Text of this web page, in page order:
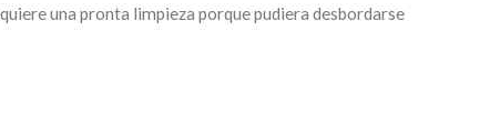
una pronta limpieza porque pudiera desbordarse